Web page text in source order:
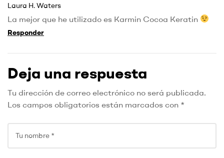
Laura H. Waters
La mejor que he utilizado es Karmin Cocoa Keratin
Responder
Deja una respuesta
Tu dirección de correo electrónico no será publicada.
Los campos obligatorios están marcados con *